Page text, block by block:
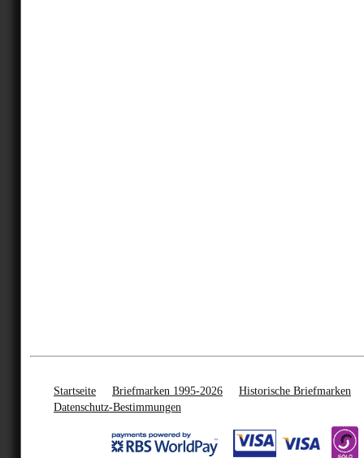
Startseite Briefmarken 1995-2026
Historische Briefmarken
Datenschutz-Bestimmungen